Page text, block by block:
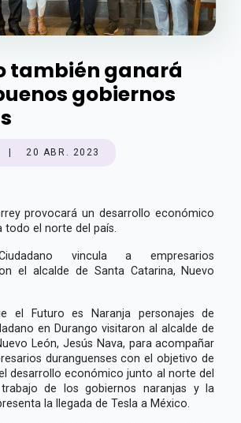
también ganará
gobiernos
20 ABR. 2023
provocará un desarrollo económico
todo el norte del país.
vincula a empresarios
el alcalde de Santa Catarina, Nuevo
el Futuro es Naranja personajes de
en Durango visitaron al alcalde de
León, Jesús Nava, para acompañar
duranguenses con el objetivo de
desarrollo económico junto al norte del
de los gobiernos naranjas y la
la llegada de Tesla a México.